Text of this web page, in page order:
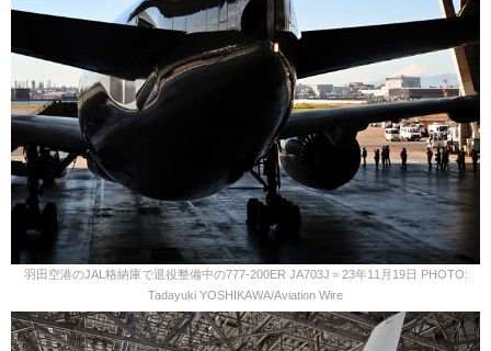
羽田空港のJAL格納庫で退役整備中の777-200ER JA703J＝23年11月19日 PHOTO:
Tadayuki YOSHIKAWA/Aviation Wire